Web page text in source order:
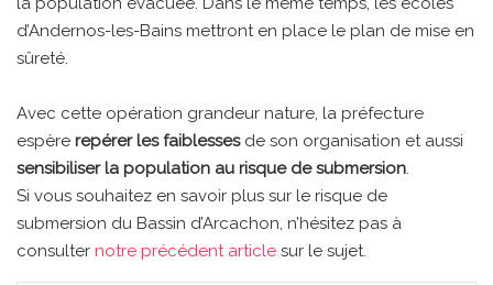
d’Andernos-les-Bains mettront en place le plan de mise en
sûreté.
Avec cette opération grandeur nature, la préfecture
espère repérer les faiblessesde son organisation et aussi
sensibiliser la population au risque de submersion.
Si vous souhaitez en savoir plus sur le risque de
submersion du Bassin d’Arcachon, n’hésitez pas à
consulter notre précédent article sur le sujet.